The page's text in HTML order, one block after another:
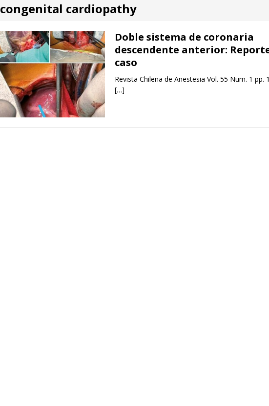
congenital cardiopathy
Doble sistema de coronaria
descendente anterior:
caso
Revista Chilena de Anestesia Vol. 55 Num. 1 pp.
[…]